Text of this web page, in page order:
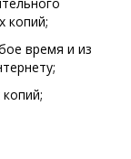
копий;
время и из